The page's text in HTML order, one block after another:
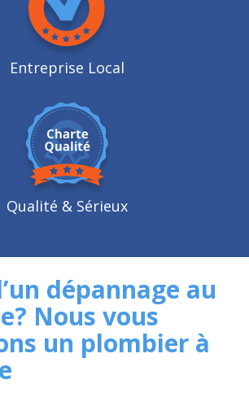
Entreprise Local
Qualité & Sérieux
dépannage au
Nous vous
un plombier à